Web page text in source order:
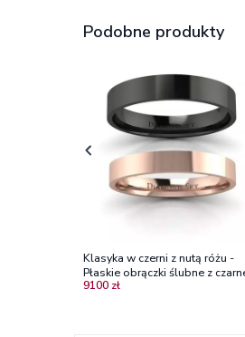
Podobne produkty
Klasyka w czerni z nutą różu -
Płaskie obrączki ślubne z
i różowego złota, 3mm, 4mm
9100 zł